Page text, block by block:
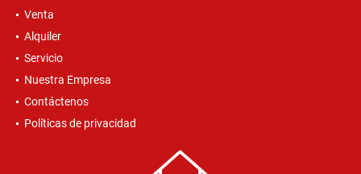
Venta
Alquiler
Servicio
Nuestra Empresa
Contáctenos
Políticas de privacidad